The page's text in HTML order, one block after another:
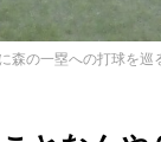
森の一塁への打球を巡